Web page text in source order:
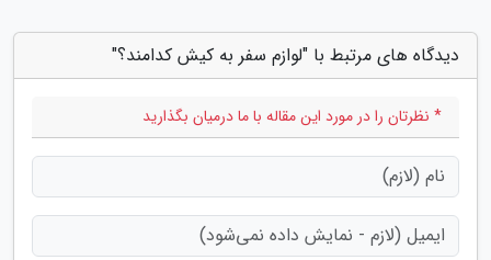
دیدگاه های مرتبط با "لوازم سفر به کیش کدامند؟"
* نظرتان را در مورد این مقاله با ما درمیان بگذارید